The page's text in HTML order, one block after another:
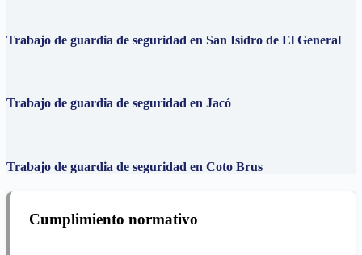
Trabajo de guardia de seguridad en San Isidro de El General
Trabajo de guardia de seguridad en Jacó
Trabajo de guardia de seguridad en Coto Brus
Cumplimiento normativo